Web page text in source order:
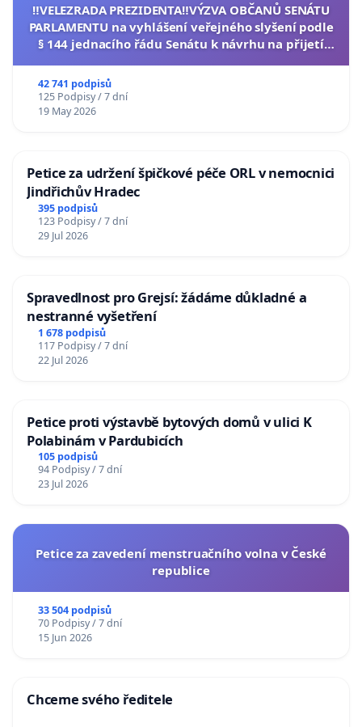
‼️VELEZRADA PREZIDENTA‼️VÝZVA OBČANŮ SENÁTU
PARLAMENTU na vyhlášení veřejného slyšení podle
§ 144 jednacího řádu Senátu k návrhu na přijetí
42 741 podpisů
125 Podpisy / 7 dní
19 May 2026
Petice za udržení špičkové péče ORL v nemocnici
Jindřichův Hradec
395 podpisů
123 Podpisy / 7 dní
29 Jul 2026
Spravedlnost pro Grejsí: žádáme důkladné a
nestranné vyšetření
1 678 podpisů
117 Podpisy / 7 dní
22 Jul 2026
Petice proti výstavbě bytových domů v ulici K
Polabinám v Pardubicích
105 podpisů
94 Podpisy / 7 dní
23 Jul 2026
Petice za zavedení menstruačního volna v České
republice
33 504 podpisů
70 Podpisy / 7 dní
15 Jun 2026
Chceme svého ředitele